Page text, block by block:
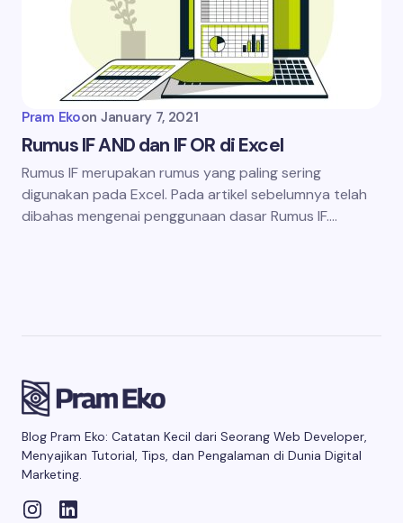
Pram Ekoon January 7, 2021
Rumus IF AND dan IF OR di Excel
Rumus IF merupakan rumus yang paling sering
digunakan pada Excel. Pada artikel sebelumnya telah
dibahas mengenai penggunaan dasar Rumus IF.…
Blog Pram Eko: Catatan Kecil dari Seorang Web Developer,
Menyajikan Tutorial, Tips, dan Pengalaman di Dunia Digital
Marketing.